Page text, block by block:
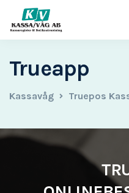
Trueapp
Kassavåg Truepos